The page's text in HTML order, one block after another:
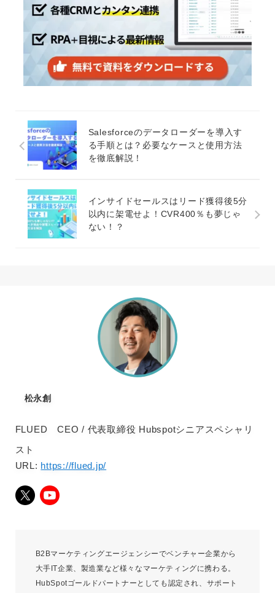
Salesforceのデータローダーを導入す
る手順とは？必要なケースと使用方法
を徹底解説！
インサイドセールスはリード獲得後5分
以内に架電せよ！CVR400％も夢じゃ
ない！？
松永創
FLUED CEO / 代表取締役 Hubspotシニアスペシャリ
スト
URL: https://flued.jp/
B2Bマーケティングエージェンシーでベンチャー企業から
大手IT企業、製造業など様々なマーケティングに携わる。
HubSpotゴールドパートナーとしても認定され、サポート